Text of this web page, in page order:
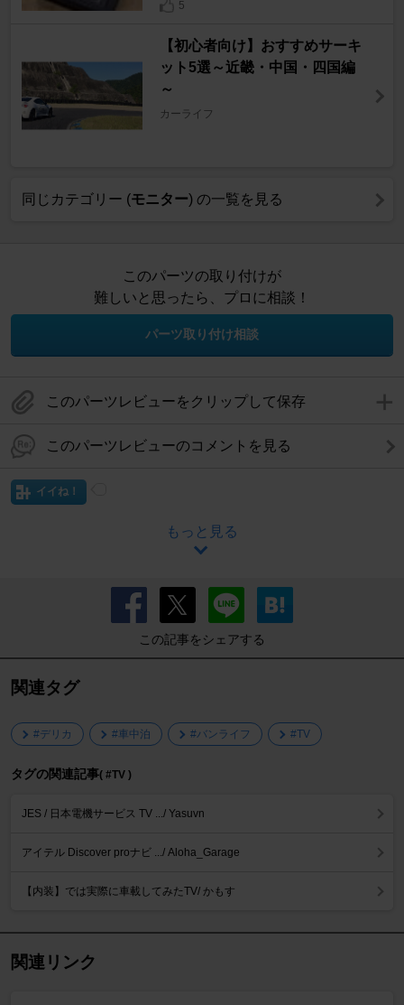
5
【初心者向け】おすすめサーキ
ット5選～近畿・中国・四国編
～
カーライフ
同じカテゴリー (モニター) の一覧を見る
このパーツの取り付けが
難しいと思ったら、プロに相談！
パーツ取り付け相談
このパーツレビューをクリップして保存
このパーツレビューのコメントを見る
イイね！
もっと見る
この記事をシェアする
関連タグ
#デリカ #車中泊 #バンライフ #TV
タグの関連記事( #TV )
JES / 日本電機サービス TV .../ Yasuvn
アイテル Discover proナビ .../ Aloha_Garage
【内装】では実際に車載してみたTV/ かもす
関連リンク